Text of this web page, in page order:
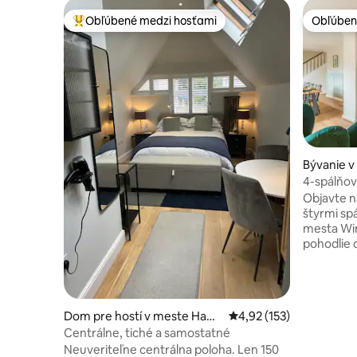
Najobľúbenejšie medzi hosťami
Obľúbené medzi hosťami
Dom pre hostí v meste Ham
pshire
Priemerné
4,92 (153)
Centrálne, tiché a samostatné
Neuveriteľne centrálna poloha. Len 150
Bývanie
4-
Objavte
štyrmi
mesta
pohodlie